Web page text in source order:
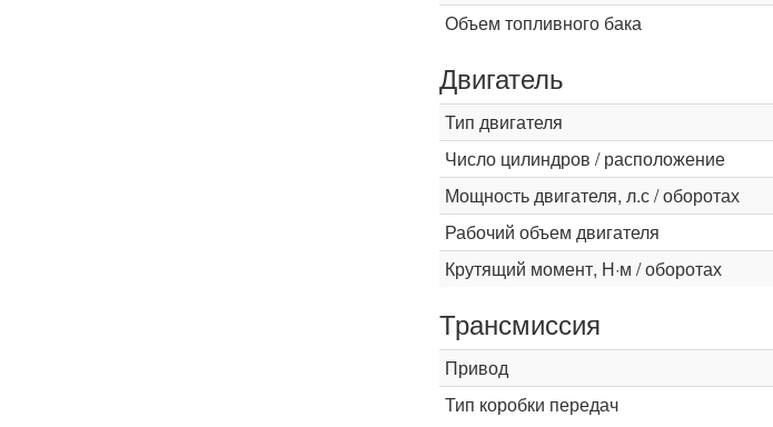
Объем топливного бака
Двигатель
Тип двигателя
Число цилиндров / расположение
Мощность двигателя, л.с / оборотах
Рабочий объем двигателя
Крутящий момент, Н·м / оборотах
Трансмиссия
Привод
Тип коробки передач